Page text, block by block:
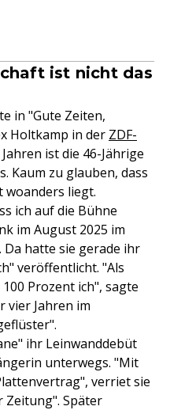
ist nicht das
in "Gute Zeiten,
Holtkamp in der ZDF-
ist die 46-Jährige
Kaum zu glauben, dass
woanders liegt.
ich auf die Bühne
im August 2025 im
Da hatte sie gerade ihr
veröffentlicht. "Als
Prozent ich", sagte
vier Jahren im
ihr Leinwanddebüt
unterwegs. "Mit
verriet sie
Zeitung". Später